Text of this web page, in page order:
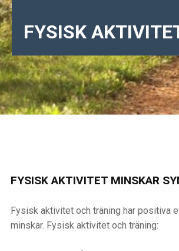
FYSISK
FYSISK AKTIVITET MINSKAR
Fysisk aktivitet och träning har positiva
minskar. Fysisk aktivitet och träning: